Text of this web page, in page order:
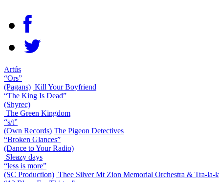
Artús
“Ors”
(Pagans) Kill Your Boyfriend
“The King Is Dead”
(Shyrec)
The Green Kingdom
“s/t”
(Own Records) The Pigeon Detectives
“Broken Glances”
(Dance to Your Radio)
Sleazy days
“less is more”
(SC Production) Thee Silver Mt Zion Memorial Orchestra & Tra-la-